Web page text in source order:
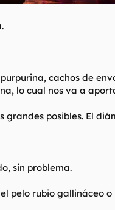
cachos de
lo cual nos va a
posibles. El
sin problema.
pelo rubio gallináceo o